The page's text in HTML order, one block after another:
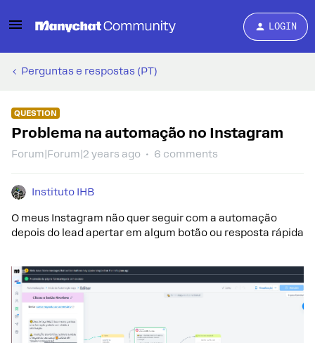
LOGIN
Perguntas e respostas (PT)
QUESTION
Problema na automação no Instagram
Forum|Forum|2 years ago 6 comments
Instituto IHB
O meus Instagram não quer seguir com a automação
depois do lead apertar em algum botão ou resposta rápida